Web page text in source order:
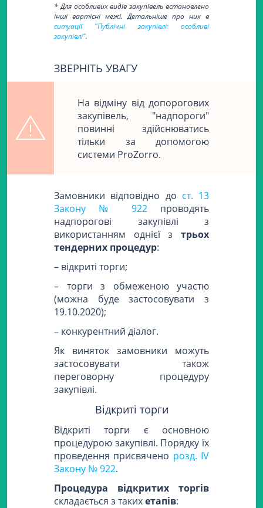
* Для особливих видів закупівель встановлено
інші вартісні межі. Детальніше про них в
ситуації "Публічні закупівлі: особливі
закупівлі".
ЗВЕРНІТЬ УВАГУ
На відміну від допорогових
закупівель, "надпороги"
повинні здійснюватись
тільки за допомогою
системи ProZorro.
Замовники відповідно до ст. 13
Закону № 922 проводять
надпорогові закупівлі з
використанням однієї з трьох
тендерних процедур:
– відкриті торги;
– торги з обмеженою участю
(можна буде застосовувати з
19.10.2020);
– конкурентний діалог.
Як виняток замовники можуть
застосовувати також
переговорну процедуру
закупівлі.
Відкриті торги
Відкриті торги є основною
процедурою закупівлі. Порядку їх
проведення присвячено розд. IV
Закону № 922.
Процедура відкритих торгів
складається з такихетапів: